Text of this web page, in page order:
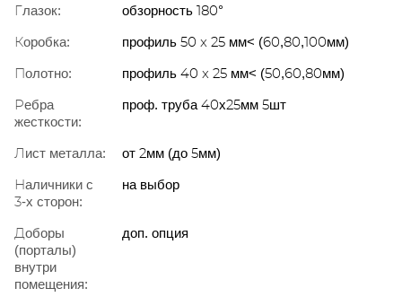
Глазок:
обзорность 180°
Коробка:
профиль 50 x 25 мм< (60,80,100мм)
Полотно:
профиль 40 x 25 мм< (50,60,80мм)
Ребра
жесткости:
проф. труба 40х25мм 5шт
Лист металла:
от 2мм (до 5мм)
Наличники с
3-х сторон:
на выбор
Доборы
(порталы)
внутри
помещения:
доп. опция